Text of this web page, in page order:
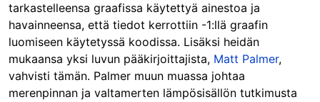
tarkastelleensa graafissa käytettyä ainestoa ja
havainneensa, että tiedot kerrottiin -1:llä graafin
luomiseen käytetyssä koodissa. Lisäksi heidän
mukaansa yksi luvun pääkirjoittajista, Matt Palmer,
vahvisti tämän. Palmer muun muassa johtaa
merenpinnan ja valtamerten lämpösisällön tutkimusta